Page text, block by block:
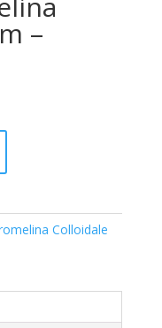
–
Colloidale